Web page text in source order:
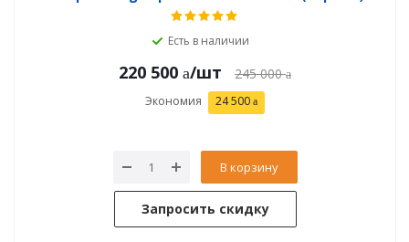
Есть в наличии
220 500 /шт 245 000
Экономия 24 500
В корзину
Запросить скидку